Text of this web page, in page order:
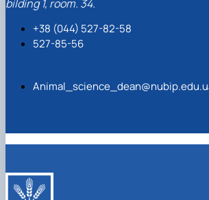
bilding 1, room. 34.
+38 (044) 527-82-58
527-85-56